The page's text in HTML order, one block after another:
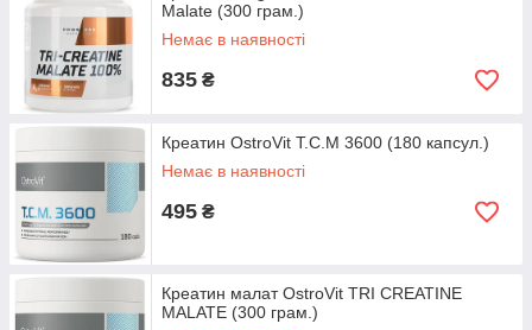
Malate (300 грам.)
Немає в наявності
835 ₴
Креатин OstroVit T.C.M 3600 (180 капсул.)
Немає в наявності
495 ₴
Креатин малат OstroVit TRI CREATINE
MALATE (300 грам.)